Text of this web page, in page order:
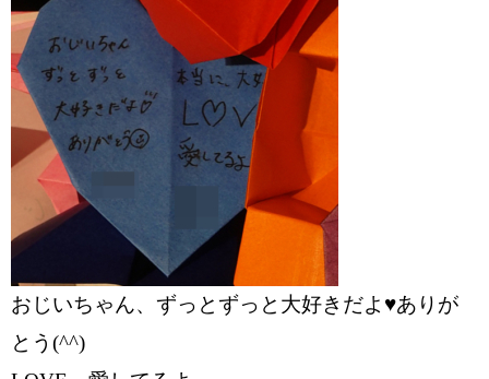
おじいちゃん、ずっとずっと大好きだよ♥ありが
とう(^^)